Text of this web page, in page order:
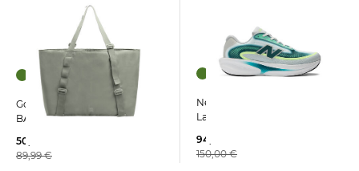
GotBag | Reisetasche TOTE
BAG Large
50,00 €
89,99 €
New Balance | Herren
Laufschuhe ELLIPSE
94,99 €
150,00 €